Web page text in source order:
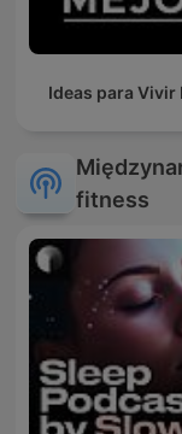
Ideas para Vivir
fitness